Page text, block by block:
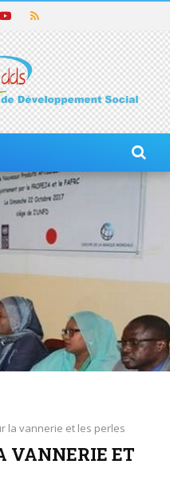
la vannerie et les perles
VANNERIE ET